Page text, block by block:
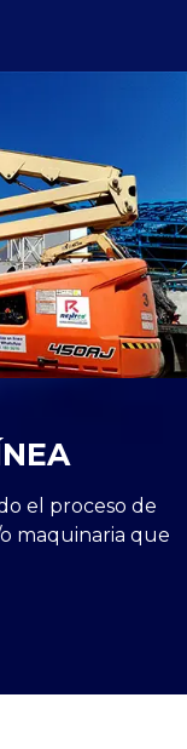
el proceso de
maquinaria que